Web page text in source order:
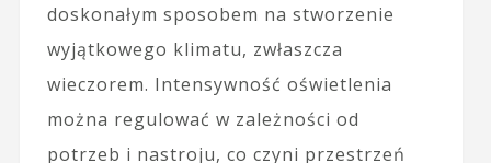
doskonałym sposobem na stworzenie
wyjątkowego klimatu, zwłaszcza
wieczorem. Intensywność oświetlenia
można regulować w zależności od
potrzeb i nastroju, co czyni przestrzeń